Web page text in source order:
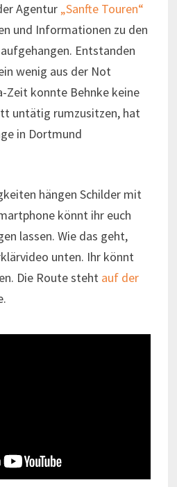
Agentur „Sanfte Touren“
und Informationen zu den
Entstanden
wenig aus der Not
Zeit konnte Behnke keine
untätig rumzusitzen, hat
in Dortmund
hängen Schilder mit
könnt ihr euch
lassen. Wie das geht,
unten. Ihr könnt
Die Route steht auf der